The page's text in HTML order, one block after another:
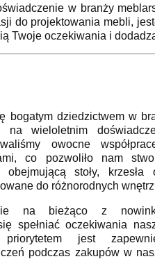
w branży
do projektowania mebli,
Twoje oczekiwania i
bogatym dziedzictwem w
na wieloletnim
owocne
co pozwoliło nam
obejmującą stoły, krzesła
do różnorodnych
na bieżąco z
spełniać oczekiwania
jest
podczas zakupów w